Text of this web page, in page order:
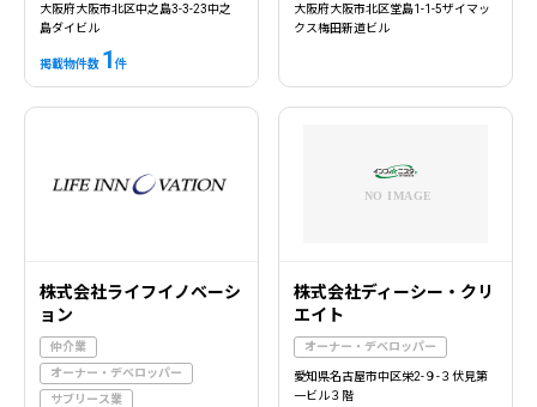
大阪府大阪市北区中之島3-3-23中之
島ダイビル
掲載物件数 1 件
大阪府大阪市北区堂島1-1-5ザイマッ
クス梅田新道ビル
株式会社ライフイノベーシ
ョン
仲介業
オーナー・デベロッパー
サブリース業
株式会社ディーシー・クリ
エイト
オーナー・デベロッパー
愛知県名古屋市中区栄2-９-３伏見第
一ビル３階